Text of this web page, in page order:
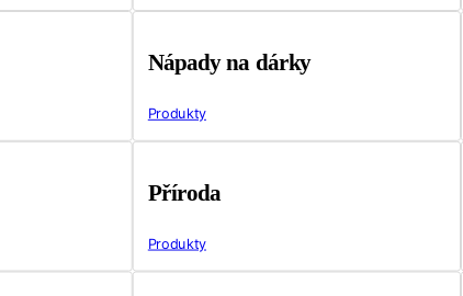
Nápady na dárky
Produkty
Příroda
Produkty